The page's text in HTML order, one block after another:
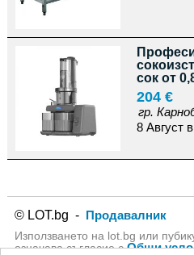
сок от
204 €
гр.
8 Август
© LOT.bg - Продавалник
Използването на lot.bg или
означава съгласие сОбщи